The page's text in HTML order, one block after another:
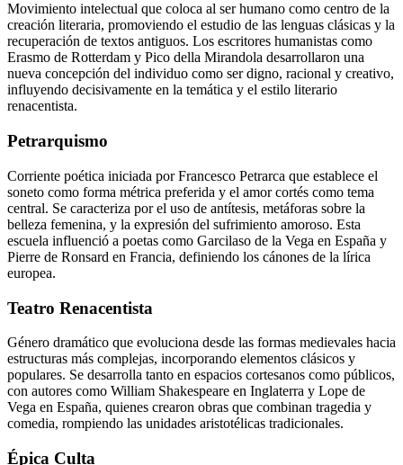
Movimiento intelectual que coloca al ser humano como centro de la
creación literaria, promoviendo el estudio de las lenguas clásicas y la
recuperación de textos antiguos. Los escritores humanistas como
Erasmo de Rotterdam y Pico della Mirandola desarrollaron una
nueva concepción del individuo como ser digno, racional y creativo,
influyendo decisivamente en la temática y el estilo literario
renacentista.
Petrarquismo
Corriente poética iniciada por Francesco Petrarca que establece el
soneto como forma métrica preferida y el amor cortés como tema
central. Se caracteriza por el uso de antítesis, metáforas sobre la
belleza femenina, y la expresión del sufrimiento amoroso. Esta
escuela influenció a poetas como Garcilaso de la Vega en España y
Pierre de Ronsard en Francia, definiendo los cánones de la lírica
europea.
Teatro Renacentista
Género dramático que evoluciona desde las formas medievales hacia
estructuras más complejas, incorporando elementos clásicos y
populares. Se desarrolla tanto en espacios cortesanos como públicos,
con autores como William Shakespeare en Inglaterra y Lope de
Vega en España, quienes crearon obras que combinan tragedia y
comedia, rompiendo las unidades aristotélicas tradicionales.
Épica Culta